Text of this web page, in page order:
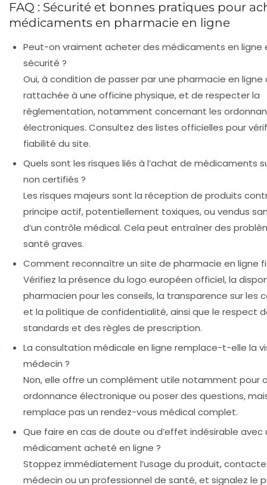
FAQ : Sécurité et bonnes pratiques pour
médicaments en pharmacie en ligne
Peut-on vraiment acheter des médicaments en ligne
sécurité ?
Oui, à condition de passer par une pharmacie en
rattachée à une officine physique, et de respecter la
réglementation, notamment concernant les
électroniques. Consultez des listes officielles pour
fiabilité du site.
Quels sont les risques liés à l’achat de médicaments
non certifiés ?
Les risques majeurs sont la réception de produits
principe actif, potentiellement toxiques, ou vendus
d’un contrôle médical. Cela peut entraîner des
santé graves.
Comment reconnaître un site de pharmacie en ligne
Vérifiez la présence du logo européen officiel, la
pharmacien pour les conseils, la transparence sur les
et la politique de confidentialité, ainsi que le respect
standards et des règles de prescription.
La consultation médicale en ligne remplace-t-elle la
médecin ?
Non, elle offre un complément utile notamment pour
ordonnance électronique ou poser des questions,
remplace pas un rendez-vous médical complet.
Que faire en cas de doute ou d’effet indésirable avec
médicament acheté en ligne ?
Stoppez immédiatement l’usage du produit,
médecin ou un professionnel de santé, et signalez le